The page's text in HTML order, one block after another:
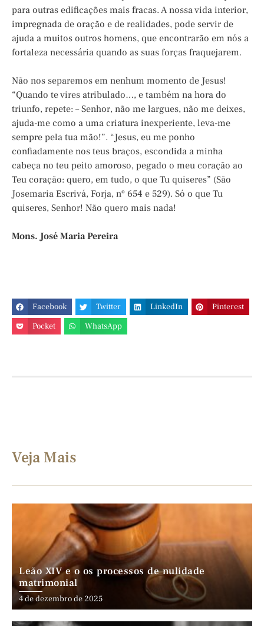
para outras edificações mais fracas. A nossa vida interior,
impregnada de oração e de realidades, pode servir de
ajuda a muitos outros homens, que encontrarão em nós a
fortaleza necessária quando as suas forças fraquejarem.
Não nos separemos em nenhum momento de Jesus!
“Quando te vires atribulado…, e também na hora do
triunfo, repete: – Senhor, não me largues, não me deixes,
ajuda-me como a uma criatura inexperiente, leva-me
sempre pela tua mão!”. “Jesus, eu me ponho
confiadamente nos teus braços, escondida a minha
cabeça no teu peito amoroso, pegado o meu coração ao
Teu coração: quero, em tudo, o que Tu quiseres” (São
Josemaria Escrivá, Forja, nº 654 e 529). Só o que Tu
quiseres, Senhor! Não quero mais nada!
Mons. José Maria Pereira
Facebook Twitter LinkedIn
Pinterest
Pocket
WhatsApp
Veja Mais
Leão XIV e o os processos de nulidade
matrimonial
4 de dezembro de 2025